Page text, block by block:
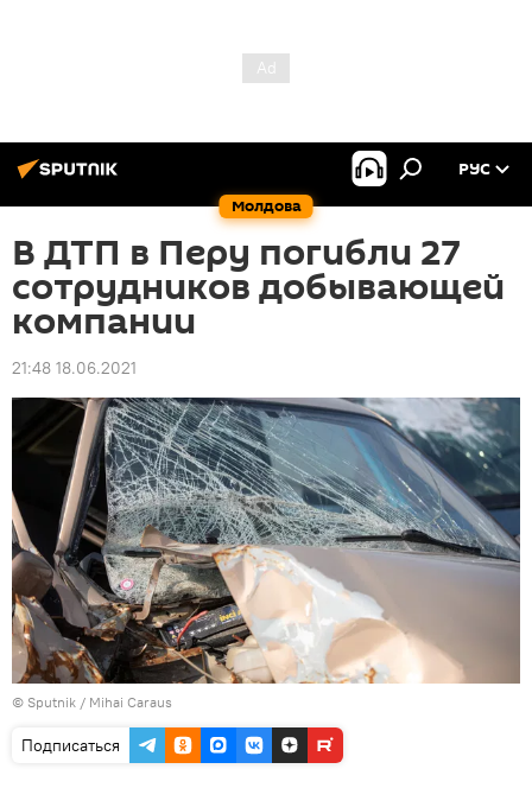
Молдова
РУС
В ДТП в Перу погибли 27
сотрудников добывающей
компании
21:48 18.06.2021
© Sputnik / Mihai Caraus
Подписаться